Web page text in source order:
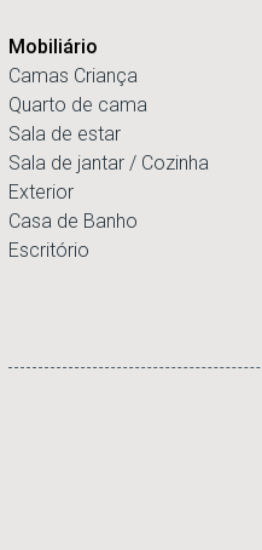
Mobiliário
Camas Criança
Quarto de cama
Sala de estar
Sala de jantar / Cozinha
Exterior
Casa de Banho
Escritório